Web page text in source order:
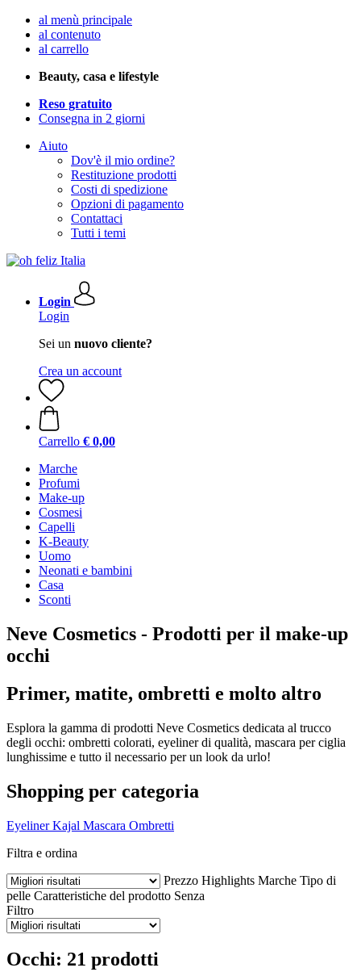
al menù principale
al contenuto
al carrello
Beauty, casa e lifestyle
Reso gratuito
Consegna in 2 giorni
Aiuto
Dov'è il mio ordine?
Restituzione prodotti
Costi di spedizione
Opzioni di pagamento
Contattaci
Tutti i temi
Login
Login
Sei un nuovo cliente?
Crea un account
Carrello € 0,00
Marche
Profumi
Make-up
Cosmesi
Capelli
K-Beauty
Uomo
Neonati e bambini
Casa
Sconti
Neve Cosmetics - Prodotti per il make-up
occhi
Primer, matite, ombretti e molto altro
Esplora la gamma di prodotti Neve Cosmetics dedicata al trucco
degli occhi: ombretti colorati, eyeliner di qualità, mascara per ciglia
lunghissime e tutto il necessario per un look da urlo!
Shopping per categoria
Eyeliner Kajal Mascara Ombretti
Filtra e ordina
Prezzo Highlights Marche Tipo di
pelle Caratteristiche del prodotto Senza
Filtro
Occhi: 21 prodotti